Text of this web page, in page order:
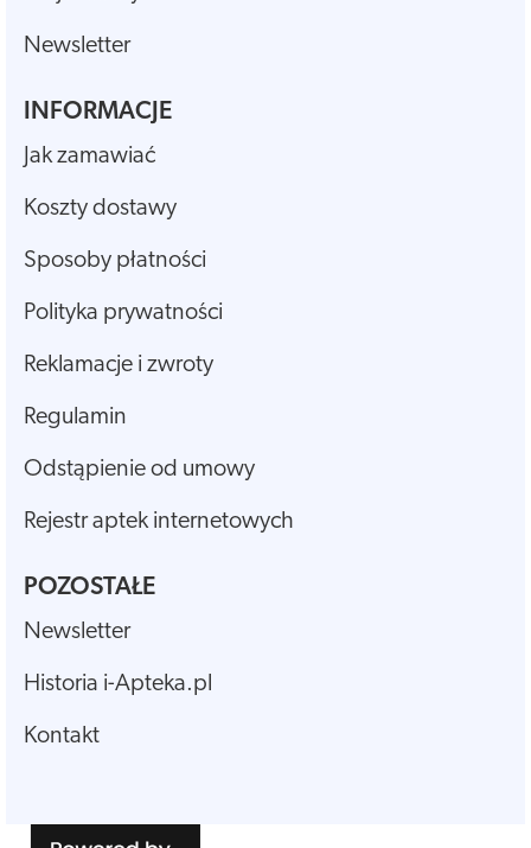
Newsletter
INFORMACJE
Jak zamawiać
Koszty dostawy
Sposoby płatności
Polityka prywatności
Reklamacje i zwroty
Regulamin
Odstąpienie od umowy
Rejestr aptek internetowych
POZOSTAŁE
Newsletter
Historia i-Apteka.pl
Kontakt